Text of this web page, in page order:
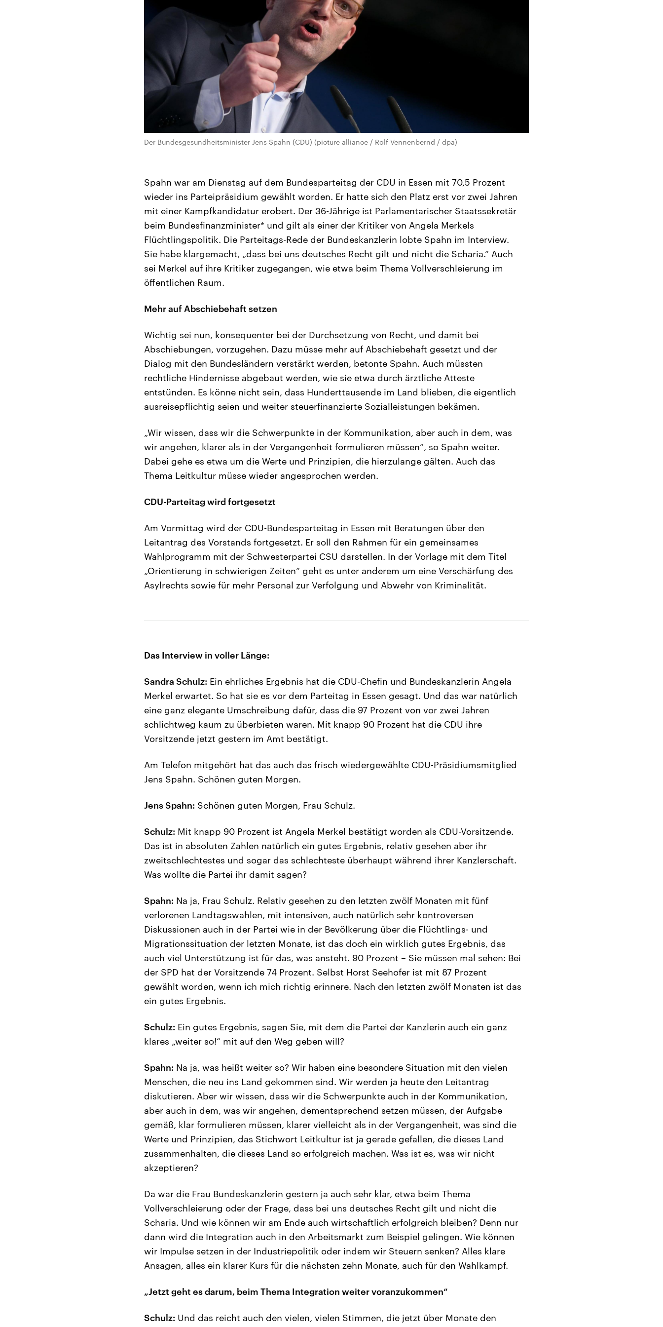
Der Bundesgesundheitsminister Jens Spahn (CDU) (picture alliance / Rolf Vennenbernd / dpa)
Spahn war am Dienstag auf dem Bundesparteitag der CDU in Essen mit 70,5 Prozent
wieder ins Parteipräsidium gewählt worden. Er hatte sich den Platz erst vor zwei Jahren
mit einer Kampfkandidatur erobert. Der 36-Jährige ist Parlamentarischer Staatssekretär
beim Bundesfinanzminister* und gilt als einer der Kritiker von Angela Merkels
Flüchtlingspolitik. Die Parteitags-Rede der Bundeskanzlerin lobte Spahn im Interview.
Sie habe klargemacht, „dass bei uns deutsches Recht gilt und nicht die Scharia.“ Auch
sei Merkel auf ihre Kritiker zugegangen, wie etwa beim Thema Vollverschleierung im
öffentlichen Raum.
Mehr auf Abschiebehaft setzen
Wichtig sei nun, konsequenter bei der Durchsetzung von Recht, und damit bei
Abschiebungen, vorzugehen. Dazu müsse mehr auf Abschiebehaft gesetzt und der
Dialog mit den Bundesländern verstärkt werden, betonte Spahn. Auch müssten
rechtliche Hindernisse abgebaut werden, wie sie etwa durch ärztliche Atteste
entstünden. Es könne nicht sein, dass Hunderttausende im Land blieben, die eigentlich
ausreisepflichtig seien und weiter steuerfinanzierte Sozialleistungen bekämen.
„Wir wissen, dass wir die Schwerpunkte in der Kommunikation, aber auch in dem, was
wir angehen, klarer als in der Vergangenheit formulieren müssen“, so Spahn weiter.
Dabei gehe es etwa um die Werte und Prinzipien, die hierzulange gälten. Auch das
Thema Leitkultur müsse wieder angesprochen werden.
CDU-Parteitag wird fortgesetzt
Am Vormittag wird der CDU-Bundesparteitag in Essen mit Beratungen über den
Leitantrag des Vorstands fortgesetzt. Er soll den Rahmen für ein gemeinsames
Wahlprogramm mit der Schwesterpartei CSU darstellen. In der Vorlage mit dem Titel
„Orientierung in schwierigen Zeiten“ geht es unter anderem um eine Verschärfung des
Asylrechts sowie für mehr Personal zur Verfolgung und Abwehr von Kriminalität.
Das Interview in voller Länge:
Sandra Schulz: Ein ehrliches Ergebnis hat die CDU-Chefin und Bundeskanzlerin Angela
Merkel erwartet. So hat sie es vor dem Parteitag in Essen gesagt. Und das war natürlich
eine ganz elegante Umschreibung dafür, dass die 97 Prozent von vor zwei Jahren
schlichtweg kaum zu überbieten waren. Mit knapp 90 Prozent hat die CDU ihre
Vorsitzende jetzt gestern im Amt bestätigt.
Am Telefon mitgehört hat das auch das frisch wiedergewählte CDU-Präsidiumsmitglied
Jens Spahn. Schönen guten Morgen.
Jens Spahn: Schönen guten Morgen, Frau Schulz.
Schulz: Mit knapp 90 Prozent ist Angela Merkel bestätigt worden als CDU-Vorsitzende.
Das ist in absoluten Zahlen natürlich ein gutes Ergebnis, relativ gesehen aber ihr
zweitschlechtestes und sogar das schlechteste überhaupt während ihrer Kanzlerschaft.
Was wollte die Partei ihr damit sagen?
Spahn: Na ja, Frau Schulz. Relativ gesehen zu den letzten zwölf Monaten mit fünf
verlorenen Landtagswahlen, mit intensiven, auch natürlich sehr kontroversen
Diskussionen auch in der Partei wie in der Bevölkerung über die Flüchtlings- und
Migrationssituation der letzten Monate, ist das doch ein wirklich gutes Ergebnis, das
auch viel Unterstützung ist für das, was ansteht. 90 Prozent – Sie müssen mal sehen: Bei
der SPD hat der Vorsitzende 74 Prozent. Selbst Horst Seehofer ist mit 87 Prozent
gewählt worden, wenn ich mich richtig erinnere. Nach den letzten zwölf Monaten ist das
ein gutes Ergebnis.
Schulz: Ein gutes Ergebnis, sagen Sie, mit dem die Partei der Kanzlerin auch ein ganz
klares „weiter so!“ mit auf den Weg geben will?
Spahn: Na ja, was heißt weiter so? Wir haben eine besondere Situation mit den vielen
Menschen, die neu ins Land gekommen sind. Wir werden ja heute den Leitantrag
diskutieren. Aber wir wissen, dass wir die Schwerpunkte auch in der Kommunikation,
aber auch in dem, was wir angehen, dementsprechend setzen müssen, der Aufgabe
gemäß, klar formulieren müssen, klarer vielleicht als in der Vergangenheit, was sind die
Werte und Prinzipien, das Stichwort Leitkultur ist ja gerade gefallen, die dieses Land
zusammenhalten, die dieses Land so erfolgreich machen. Was ist es, was wir nicht
akzeptieren?
Da war die Frau Bundeskanzlerin gestern ja auch sehr klar, etwa beim Thema
Vollverschleierung oder der Frage, dass bei uns deutsches Recht gilt und nicht die
Scharia. Und wie können wir am Ende auch wirtschaftlich erfolgreich bleiben? Denn nur
dann wird die Integration auch in den Arbeitsmarkt zum Beispiel gelingen. Wie können
wir Impulse setzen in der Industriepolitik oder indem wir Steuern senken? Alles klare
Ansagen, alles ein klarer Kurs für die nächsten zehn Monate, auch für den Wahlkampf.
„Jetzt geht es darum, beim Thema Integration weiter voranzukommen“
Schulz: Und das reicht auch den vielen, vielen Stimmen, die jetzt über Monate den